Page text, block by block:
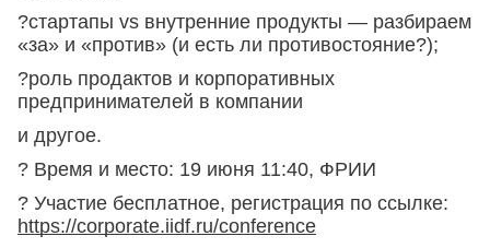
?стартапы vs внутренние продукты — разбираем
«за» и «против» (и есть ли противостояние?);
?роль продактов и корпоративных
предпринимателей в компании
и другое.
? Время и место: 19 июня 11:40, ФРИИ
? Участие бесплатное, регистрация по ссылке:
https://corporate.iidf.ru/conference